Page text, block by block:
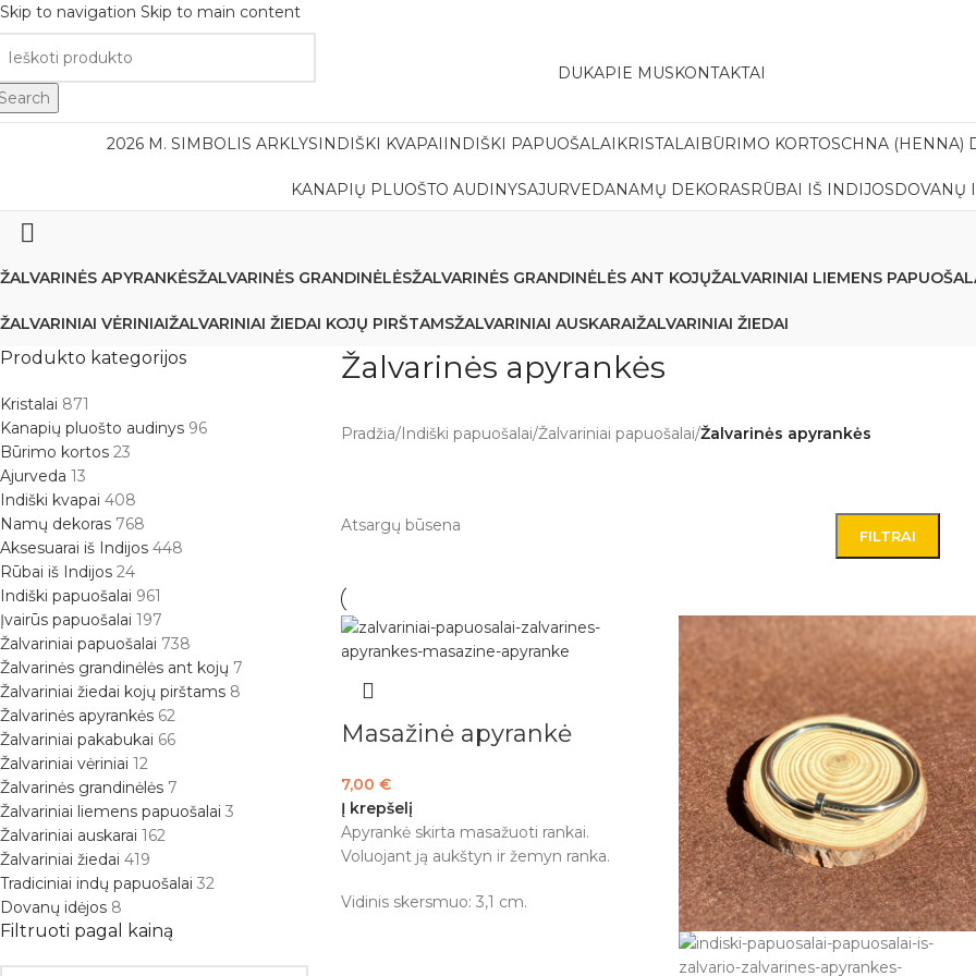
Skip to navigation Skip to main content
DUKAPIE MUSKONTAKTAI
2026 M. SIMBOLIS ARKLYSINDIŠKI KVAPAI INDIŠKI PAPUOŠALAI KRISTALAI BŪRIMO KORTOSCHNA (HENNA)
KANAPIŲ PLUOŠTO AUDINYSAJURVEDANAMŲ DEKORASRŪBAI IŠ INDIJOSDOVANŲ
ŽALVARINĖS APYRANKĖSŽALVARINĖS GRANDINĖLĖSŽALVARINĖS GRANDINĖLĖS ANT KOJŲŽALVARINIAI LIEMENS
ŽALVARINIAI VĖRINIAIŽALVARINIAI ŽIEDAI KOJŲ PIRŠTAMSŽALVARINIAI AUSKARAIŽALVARINIAI ŽIEDAI
Produkto kategorijos
Kristalai 871
Kanapių pluošto audinys 96
Būrimo kortos 23
Ajurveda 13
Indiški kvapai 408
Namų dekoras 768
Aksesuarai iš Indijos 448
Rūbai iš Indijos 24
Indiški papuošalai 961
Įvairūs papuošalai 197
Žalvariniai papuošalai 738
Žalvarinės grandinėlės ant kojų 7
Žalvariniai žiedai kojų pirštams 8
Žalvarinės apyrankės 62
Žalvariniai pakabukai 66
Žalvariniai vėriniai 12
Žalvarinės grandinėlės 7
Žalvariniai liemens papuošalai 3
Žalvariniai auskarai 162
Žalvariniai žiedai 419
Tradiciniai indų papuošalai 32
Dovanų idėjos 8
Filtruoti pagal kainą
Žalvarinės apyrankės
Pradžia/Indiški papuošalai/Žalvariniai papuošalai/Žalvarinės apyrankės
Atsargų būsena
FILTRAI
Masažinė apyrankė
7,00 €
Į krepšelį
Apyrankė skirta masažuoti rankai.
Voluojant ją aukštyn ir žemyn ranka.
Vidinis skersmuo: 3,1 cm.